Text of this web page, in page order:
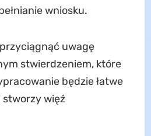
wniosku.
uwagę
stwierdzeniem, które
będzie łatwe
stworzy więź